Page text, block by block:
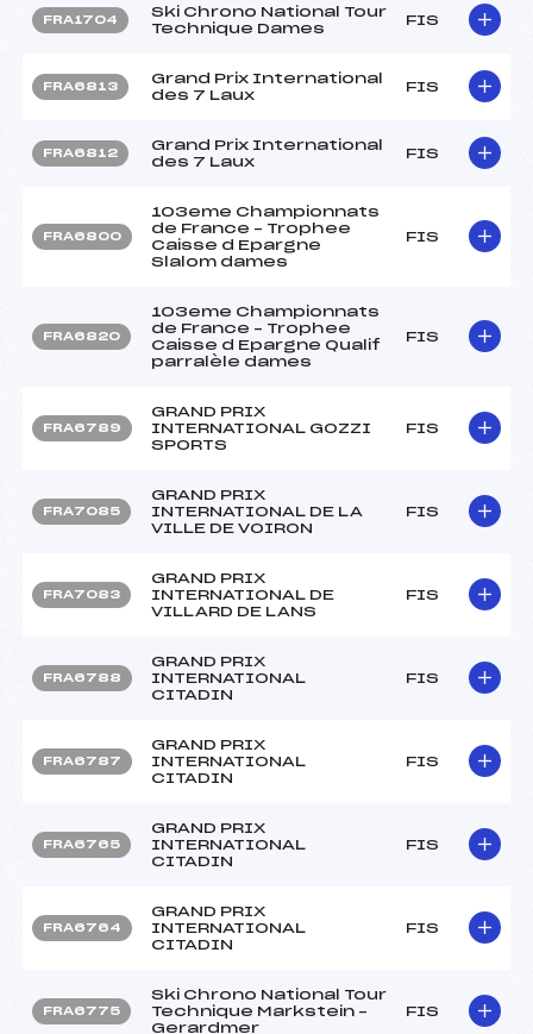
FRA1704
Ski Chrono National Tour
Technique Dames
FIS
FRA6813
Grand Prix International
des 7 Laux
FIS
FRA6812
Grand Prix International
des 7 Laux
FIS
FRA6800
103eme Championnats
de France – Trophee
Caisse d Epargne
Slalom dames
FIS
FRA6820
103eme Championnats
de France – Trophee
Caisse d Epargne Qualif
parralèle dames
FIS
FRA6789
GRAND PRIX
INTERNATIONAL GOZZI
SPORTS
FIS
FRA7085
GRAND PRIX
INTERNATIONAL DE LA
VILLE DE VOIRON
FIS
FRA7083
GRAND PRIX
INTERNATIONAL DE
VILLARD DE LANS
FIS
FRA6788
GRAND PRIX
INTERNATIONAL
CITADIN
FIS
FRA6787
GRAND PRIX
INTERNATIONAL
CITADIN
FIS
FRA6765
GRAND PRIX
INTERNATIONAL
CITADIN
FIS
FRA6764
GRAND PRIX
INTERNATIONAL
CITADIN
FIS
FRA6775
Ski Chrono National Tour
Technique Markstein –
Gerardmer
FIS